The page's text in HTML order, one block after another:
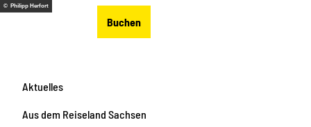
Z
Buchen
© Philipp Herfort
Aktuelles
Aus dem Reiseland Sachsen